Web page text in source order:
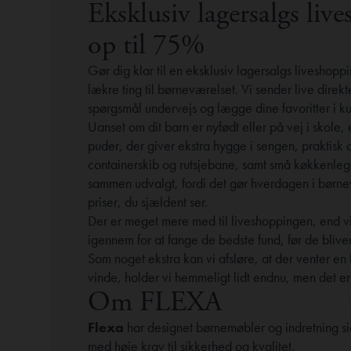
Eksklusiv lagersalgs
op til 75%
Gør dig klar til en eksklusiv lagersalgs
lækre ting til børneværelset. Vi sender live
spørgsmål undervejs og lægge dine favoritter i
Uanset om dit barn er nyfødt eller på vej i skole,
puder, der giver ekstra hygge i sengen, praktisk
containerskib og rutsjebane, samt små
sammen udvalgt, fordi det gør hverdagen i
priser, du sjældent ser.
Der er meget mere med til liveshoppingen, end
igennem for at fange de bedste fund, før de bliver
Som noget ekstra kan vi afsløre, at der venter
vinde, holder vi hemmeligt lidt endnu, men det
Om FLEXA
Flexa har designet børnemøbler og indretning
med høje krav til sikkerhed og kvalitet.